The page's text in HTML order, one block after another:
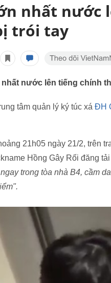
nhất nước
trói tay
nước lên tiếng chính
tâm quản lý ký túc xá ĐH
21h05 ngày 21/2, trên
Hồng Gây Rối đăng
trong tòa nhà B4, cầm